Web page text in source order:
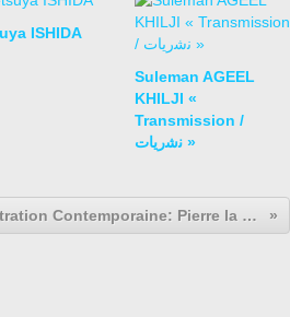
ISHIDA
Suleman AGEEL
KHILJI «
Transmission /
ﻧﺷرﯾﺎت »
Expo Illustration Contemporaine: Pierre la Police "Mondo Thémistecle"